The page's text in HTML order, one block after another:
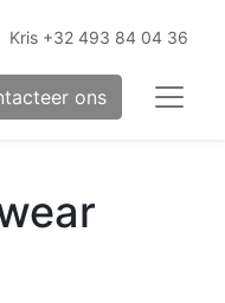
Kris +32 493 84 04 36
ons